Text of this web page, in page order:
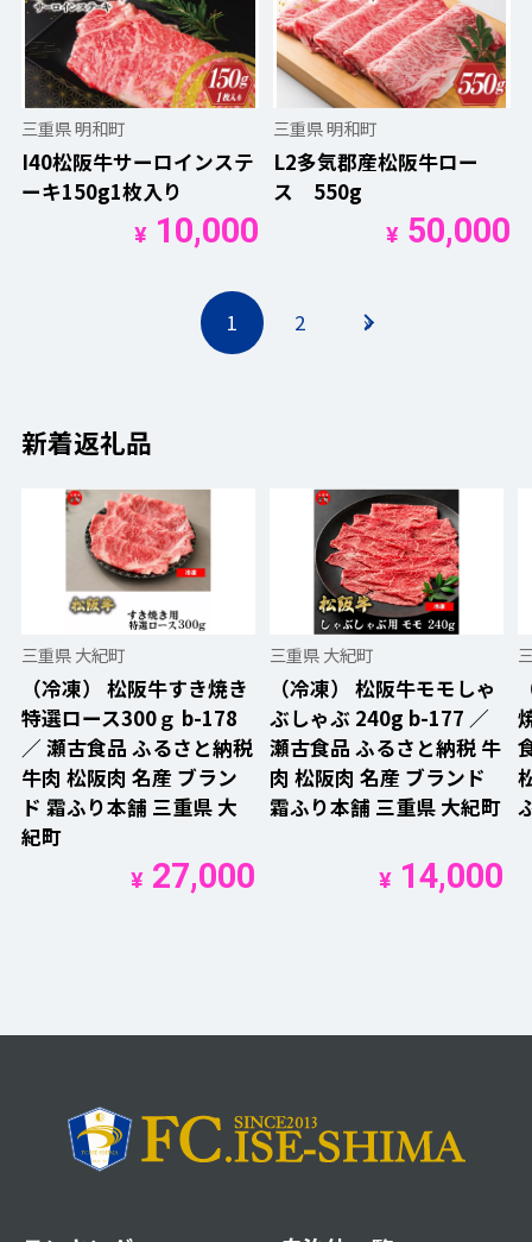
三重県 明和町
I40松阪牛サーロインステ
ーキ150g1枚入り
¥10,000
三重県 明和町
L2多気郡産松阪牛ロー
ス 550g
¥50,000
1 2 »
新着返礼品
三重県 大紀町
（冷凍） 松阪牛すき焼き
特選ロース300ｇ b-178
／ 瀬古食品 ふるさと納税
牛肉 松阪肉 名産 ブラン
ド 霜ふり本舗 三重県 大
紀町
¥ 27,000
三重県 大紀町
（冷凍） 松阪牛モモしゃ
ぶしゃぶ 240g b-177 ／
瀬古食品 ふるさと納税 牛
肉 松阪肉 名産 ブランド
霜ふり本舗 三重県 大紀町
¥ 14,000